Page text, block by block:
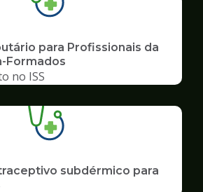
para Profissionais da
Formados
no ISS
subdérmico para